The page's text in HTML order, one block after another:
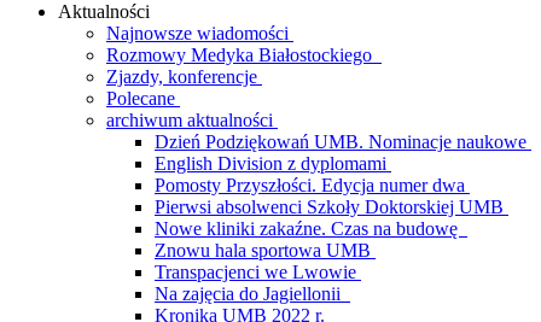
Aktualności
Najnowsze wiadomości
Rozmowy Medyka Białostockiego
Zjazdy, konferencje
Polecane
archiwum aktualności
Dzień Podziękowań UMB. Nominacje naukowe
English Division z dyplomami
Pomosty Przyszłości. Edycja numer dwa
Pierwsi absolwenci Szkoły Doktorskiej UMB
Nowe kliniki zakaźne. Czas na budowę
Znowu hala sportowa UMB
Transpacjenci we Lwowie
Na zajęcia do Jagiellonii
Kronika UMB 2022 r.